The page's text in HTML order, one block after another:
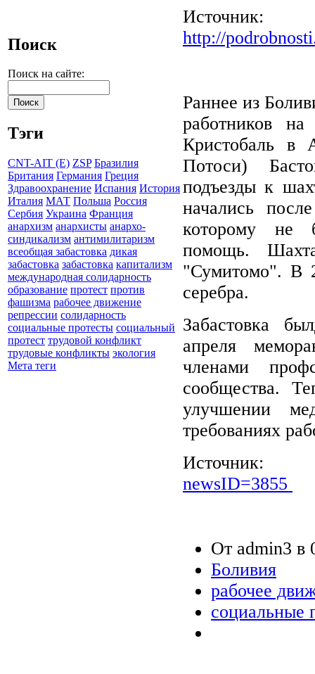
Поиск
Поиск на сайте:
Тэги
CNT-AIT (E) ZSP Бразилия
Британия Германия Греция
Здравоохранение Испания История
Италия МАТ Польша Россия
Сербия Украина Франция
анархизм анархисты анархо-
синдикализм антимилитаризм
всеобщая забастовка дикая
забастовка забастовка капитализм
международная солидарность
образование протест против
фашизма рабочее движение
репрессии солидарность
социальные протесты социальный
протест трудовой конфликт
трудовые конфликты экология
Мета теги
Источник:
http://
Раннее из
работников
Кристобаль в
Потоси)
подъезды к
начались
которому не
помощь.
"Сумитомо". В
серебра.
Забастовка
апреля
членами
сообщества.
улучшении
требованиях
newsID=3855
От admin3 в
Боливия
рабочее
социальные